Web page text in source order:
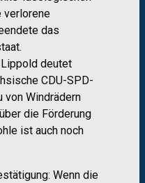
verlorene
das
deutet
CDU-SPD-
von Windrädern
die Förderung
ist auch noch
Wenn die